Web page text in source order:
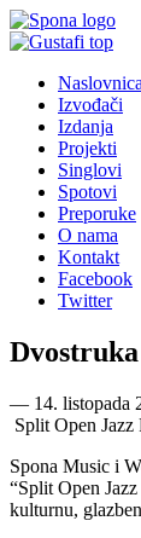
Naslovnica
Izvođači
Izdanja
Projekti
Singlovi
Spotovi
Preporuke
O nama
Kontakt
Facebook
Twitter
― 14. listopada
Split Open Jazz
Spona Music i
“Split Open
kulturnu,